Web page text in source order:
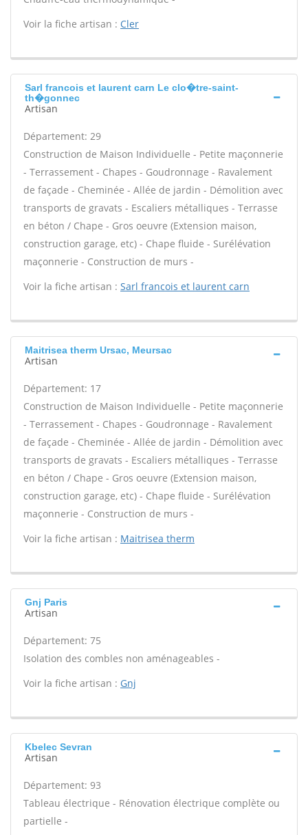
Voir la fiche artisan : Cler
Sarl francois et laurent carn Le clo�tre-saint-
th�gonnec
Artisan
Département: 29
Construction de Maison Individuelle - Petite maçonnerie
- Terrassement - Chapes - Goudronnage - Ravalement
de façade - Cheminée - Allée de jardin - Démolition avec
transports de gravats - Escaliers métalliques - Terrasse
en béton / Chape - Gros oeuvre (Extension maison,
construction garage, etc) - Chape fluide - Surélévation
maçonnerie - Construction de murs -
Voir la fiche artisan : Sarl francois et laurent carn
Maitrisea therm Ursac, Meursac
Artisan
Département: 17
Construction de Maison Individuelle - Petite maçonnerie
- Terrassement - Chapes - Goudronnage - Ravalement
de façade - Cheminée - Allée de jardin - Démolition avec
transports de gravats - Escaliers métalliques - Terrasse
en béton / Chape - Gros oeuvre (Extension maison,
construction garage, etc) - Chape fluide - Surélévation
maçonnerie - Construction de murs -
Voir la fiche artisan : Maitrisea therm
Gnj Paris
Artisan
Département: 75
Isolation des combles non aménageables -
Voir la fiche artisan : Gnj
Kbelec Sevran
Artisan
Département: 93
Tableau électrique - Rénovation électrique complète ou
partielle -